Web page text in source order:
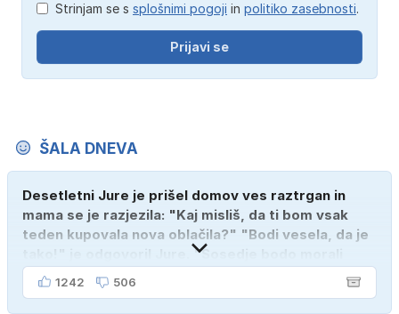
Strinjam se s splošnimi pogoji in politiko zasebnosti.
Prijavi se
ŠALA DNEVA
Desetletni Jure je prišel domov ves raztrgan in
mama se je razjezila: "Kaj misliš, da ti bom vsak
teden kupovala nova oblačila?" "Bodi vesela, da je
tako!" je odgovoril Jure. "Sosedje bodo morali
kupiti novega sina, tako sem ga prebutal!"
1242 506